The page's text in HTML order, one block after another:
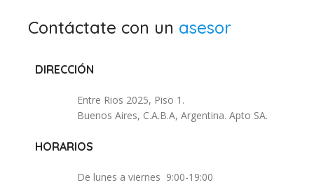
Contáctate con un asesor
DIRECCIÓN
Entre Rios 2025, Piso 1.
Buenos Aires, C.A.B.A, Argentina. Apto SA.
HORARIOS
De lunes a viernes 9:00-19:00